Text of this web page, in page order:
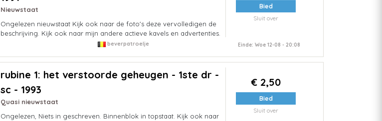
Nieuwstaat
Ongelezen nieuwstaat Kijk ook naar de foto's deze vervolledigen de
beschrijving. Kijk ook naar mijn andere actieve kavels en advertenties.
Bied
Sluit over
beverpatroelje Einde: Woe 12-08 - 20:08
rubine 1: het verstoorde geheugen - 1ste dr -
sc - 1993
Quasi nieuwstaat
Ongelezen, Niets in geschreven. Binnenblok in topstaat. Kijk ook naar
€ 2,50
Bied
Sluit over